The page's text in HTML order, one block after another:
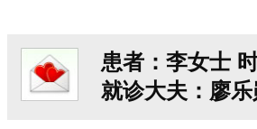
患者：李女士
就诊大夫：廖乐